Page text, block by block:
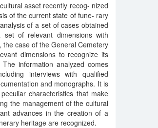
asset recently recog- nized
of the current state of fune- rary
of a set of cases obtained
set of relevant dimensions with
case of the General Cemetery
dimensions to recognize its
information analyzed comes
interviews with qualified
and monographs. It is
characteristics that make
the management of the cultural
advances in the creation of a
heritage are recognized.